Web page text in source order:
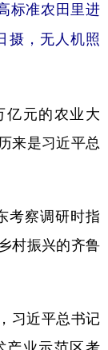
标准农田里进
摄，无人机照
元的农业大
来是习近平总
察调研时指
村振兴的齐鲁
习近平总书记
产业示范区考